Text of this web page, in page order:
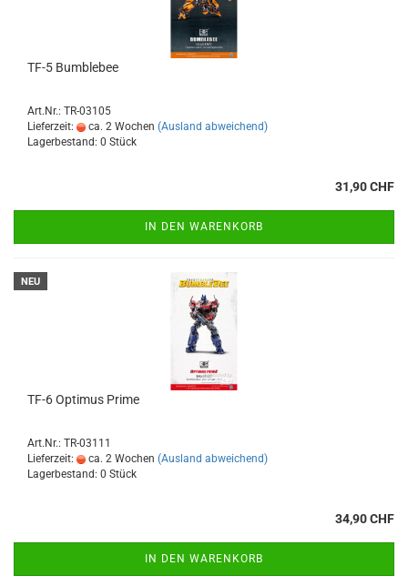
TF-5 Bumblebee
Art.Nr.: TR-03105
Lieferzeit:
ca. 2 Wochen (Ausland abweichend)
Lagerbestand: 0 Stück
31,90 CHF
IN DEN WARENKORB
NEU
TF-6 Optimus Prime
Art.Nr.: TR-03111
Lieferzeit:
ca. 2 Wochen (Ausland abweichend)
Lagerbestand: 0 Stück
34,90 CHF
IN DEN WARENKORB